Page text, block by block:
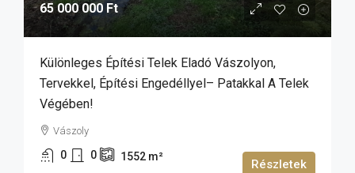
65 000 000 Ft
Különleges Építési Telek Eladó Vászolyon,
Tervekkel, Építési Engedéllyel– Patakkal A Telek
Végében!
Vászoly
0 0 1552 m²
Részletek